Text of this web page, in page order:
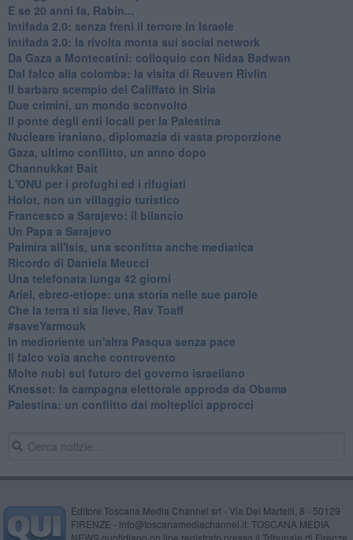
E se 20 anni fa, Rabin...
Intifada 2.0: senza freni il terrore in Israele
Intifada 2.0: la rivolta monta sui social network
Da Gaza a Montecatini: colloquio con Nidaa Badwan
Dal falco alla colomba: la visita di Reuven Rivlin
Il barbaro scempio del Califfato in Siria
Due crimini, un mondo sconvolto
Il ponte degli enti locali per la Palestina
Nucleare iraniano, diplomazia di vasta proporzione
Gaza, ultimo conflitto, un anno dopo
Channukkat Bait
L'ONU per i profughi ed i rifugiati
Holot, non un villaggio turistico
Francesco a Sarajevo: il bilancio
Un Papa a Sarajevo
Palmira all'Isis, una sconfitta anche mediatica
Ricordo di Daniela Meucci
​Una telefonata lunga 42 giorni
​Ariel, ebreo-etiope: una storia nelle sue parole
Che la terra ti sia lieve, Rav Toaff
​#saveYarmouk
​In medioriente un'altra Pasqua senza pace
​Il falco vola anche controvento
Molte nubi sul futuro del governo israeliano
Knesset: la campagna elettorale approda da Obama
Palestina: un conflitto dai molteplici approcci
Editore Toscana Media Channel srl - Via Dei Martelli, 8 - 50129
FIRENZE - info@toscanamediachannel.it. TOSCANA MEDIA
NEWS quotidiano on line registrato presso il Tribunale di Firenze